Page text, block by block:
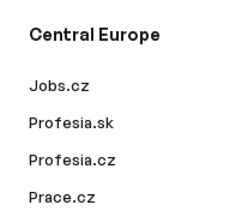
Central Europe
Jobs.cz
Profesia.sk
Profesia.cz
Prace.cz